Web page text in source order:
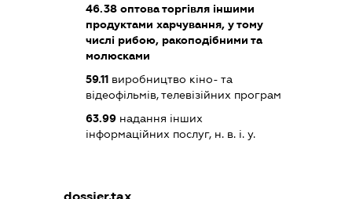
46.38 оптова торгівля іншими
продуктами харчування, у тому
числі рибою, ракоподібними та
молюсками
59.11 виробництво кіно- та
відеофільмів, телевізійних програм
63.99 надання інших
інформаційних послуг, н. в. і. у.